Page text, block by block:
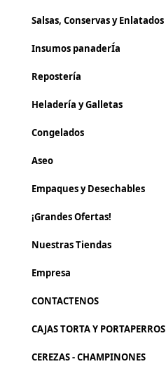
Salsas, Conservas y Enlatados
Insumos panaderÍa
Repostería
Heladería y Galletas
Congelados
Aseo
Empaques y Desechables
¡Grandes Ofertas!
Nuestras Tiendas
Empresa
CONTACTENOS
CAJAS TORTA Y PORTAPERROS
CEREZAS - CHAMPINONES